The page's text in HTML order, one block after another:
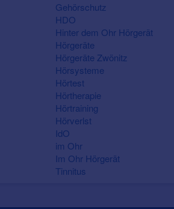
Gehörschutz
HDO
Hinter dem Ohr Hörgerät
Hörgeräte
Hörgeräte Zwönitz
Hörsysteme
Hörtest
Hörtherapie
Hörtraining
Hörverlst
IdO
im Ohr
Im Ohr Hörgerät
Tinnitus